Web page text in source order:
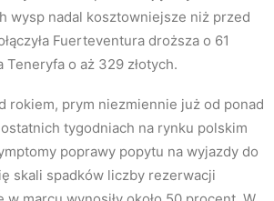
wysp nadal kosztowniejsze niż przed
Fuerteventura droższa o 61
Teneryfa o aż 329 złotych.
rokiem, prym niezmiennie już od ponad
tygodniach na rynku polskim
poprawy popytu na wyjazdy do
skali spadków liczby rezerwacji